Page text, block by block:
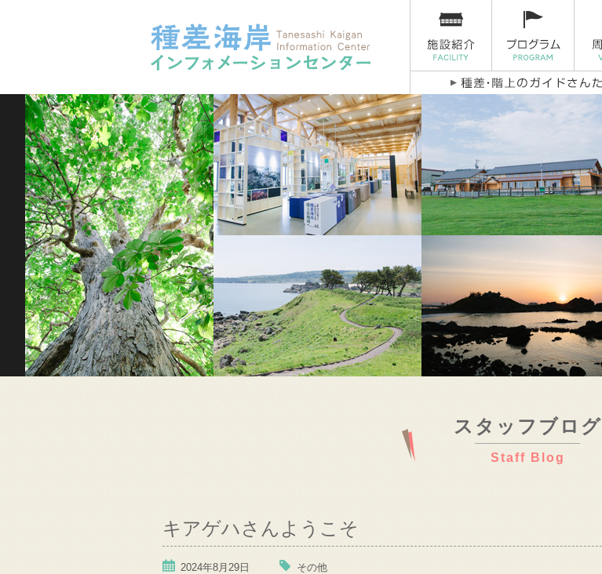
スタッフブログ
Staff Blog
キアゲハさんようこそ
2024年8月29日 その他